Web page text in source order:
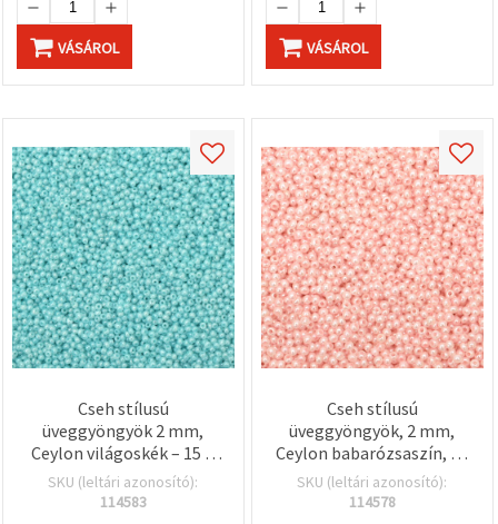
VÁSÁROL VÁSÁROL
Cseh stílusú
üveggyöngyök 2 mm,
Ceylon világoskék – 15 g
(~2050 db)
SKU (leltári azonosító):
114583
Cseh stílusú
üveggyöngyök, 2 mm,
Ceylon babarózsaszín, 15
g (~2050 db)
SKU (leltári azonosító):
114578